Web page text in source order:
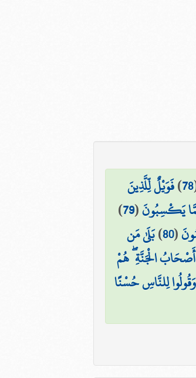
78
)فَوَيْلٌ لِّلَّذِينَ
يَكْسِبُونَ(
79
)
(
80
)بَلَىٰ مَن
أَصْحَابُ الْجَنَّةِ ۖ هُمْ
لِلنَّاسِ حُسْنًا